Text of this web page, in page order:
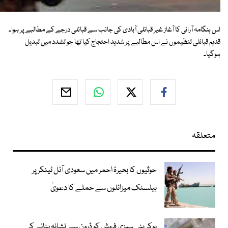
اس ہنگامہ آرائی کا آغاز غیر قبائلی آبادی کی جانب سے قبائلی درجے کے مطالبے پر ہوا۔
قدیم قبائلی تنظیموں نے اس مطالبے پر شدید احتجاج کیا تھا جو تشدد میں تبدیل
ہوگیا۔
متعلقہ
حوثیوں کا بحیرۂ احمر میں سعودی آئل ٹینکر پر
بیلسٹک میزائلوں سے حملے کا دعویٰ